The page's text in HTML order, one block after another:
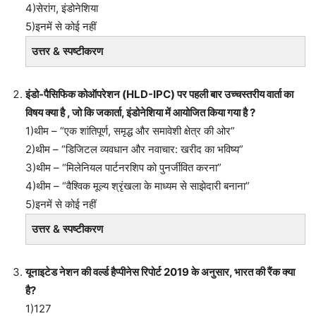
4)सेरांग, इंडोनेशिया
5)इनमें से कोई नहीं
उत्तर & स्पष्टीकरण
इंडो-पैसिफिक कोऑपरेशन (HLD-IPC) पर पहली बार उच्चस्तरीय वार्ता का
विषय क्या है , जो कि जकार्ता, इंडोनेशिया में आयोजित किया गया है ?
1)थीम – “एक शांतिपूर्ण, समृद्ध और समावेशी क्षेत्र की ओर”
2)थीम – “डिजिटल व्यवधान और नवाचार: खरीद का भविष्य”
3)थीम – “मिलेनियल पार्टनरशिप को पुनर्जीवित करना”
4)थीम – “वैश्विक मूल्य श्रृंखला के माध्यम से साझेदारी बनाना”
5)इनमें से कोई नहीं
उत्तर & स्पष्टीकरण
यूनाइटेड नेशन की वर्ल्ड हैप्पीनेस रिपोर्ट 2019 के अनुसार, भारत की रैंक क्या
है?
1)127